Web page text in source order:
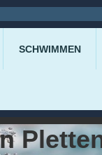
SCHWIMMEN